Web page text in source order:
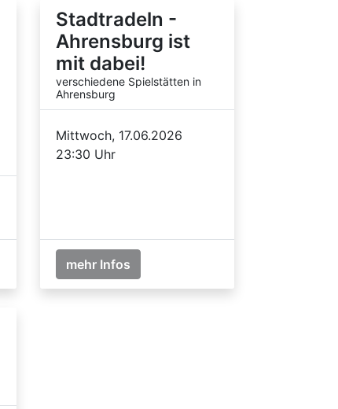
Stadtradeln -
Ahrensburg ist
mit dabei!
verschiedene Spielstätten in
Ahrensburg
Mittwoch, 17.06.2026
23:30 Uhr
mehr Infos